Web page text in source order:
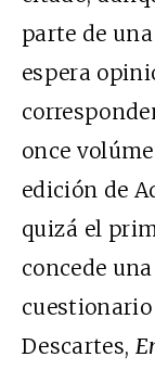
parte de
espera
once
edición de
quizá el
concede
cuestionario
Descartes,